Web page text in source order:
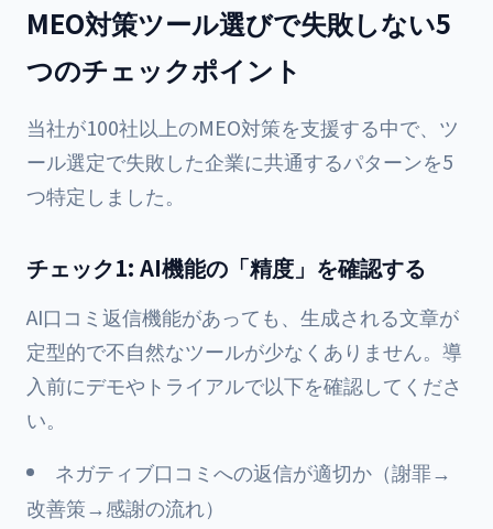
MEO対策ツール選びで失敗しない5
つのチェックポイント
当社が100社以上のMEO対策を支援する中で、ツ
ール選定で失敗した企業に共通するパターンを5
つ特定しました。
チェック1: AI機能の「精度」を確認する
AI口コミ返信機能があっても、生成される文章が
定型的で不自然なツールが少なくありません。導
入前にデモやトライアルで以下を確認してくださ
い。
ネガティブ口コミへの返信が適切か（謝罪→
改善策→感謝の流れ）